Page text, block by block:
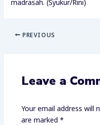
madrasah. (Syukur/Rini)
PREVIOUS
Leave a
Your email address will
are marked *